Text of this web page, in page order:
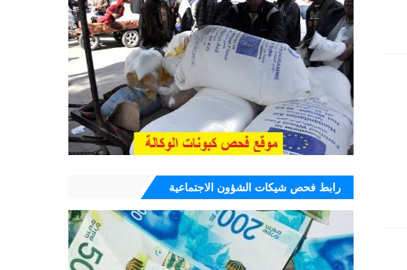
رابط فحص شيكات الشؤون الاجتماعية